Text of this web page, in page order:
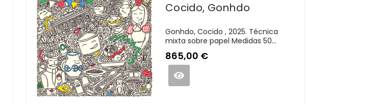
Cocido, Gonhdo
Gonhdo, Cocido , 2025. Técnica
mixta sobre papel Medidas 50...
865,00 €